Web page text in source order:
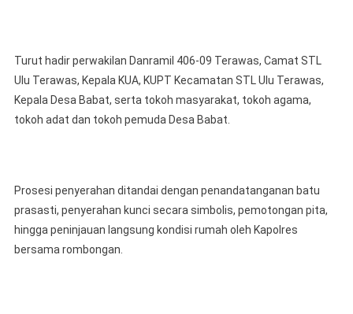
Turut hadir perwakilan Danramil 406-09 Terawas, Camat STL
Ulu Terawas, Kepala KUA, KUPT Kecamatan STL Ulu Terawas,
Kepala Desa Babat, serta tokoh masyarakat, tokoh agama,
tokoh adat dan tokoh pemuda Desa Babat.
Prosesi penyerahan ditandai dengan penandatanganan batu
prasasti, penyerahan kunci secara simbolis, pemotongan pita,
hingga peninjauan langsung kondisi rumah oleh Kapolres
bersama rombongan.